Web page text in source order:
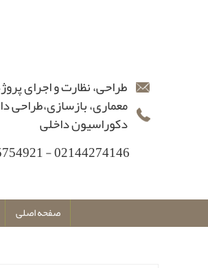
طراحی، نظارت و اجرای
معماری، بازسازی،طراحی
دکوراسیون داخلی
02144274146 - 09125754921
صفحه اصلی